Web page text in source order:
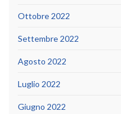
Ottobre 2022
Settembre 2022
Agosto 2022
Luglio 2022
Giugno 2022